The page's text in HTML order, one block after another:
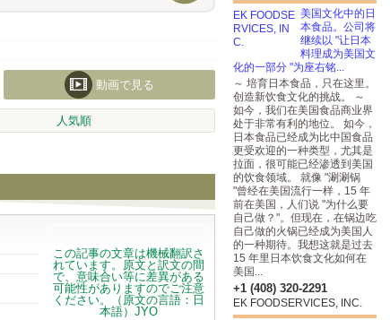
動画で見る
人気順
美国文化中的日
本食品。公司将
继续以 "让日本
料理成为美国文
化的一部分 "为座右铭...
～ 培育日本食品，只在这里。
创造新饮食文化的挑战。 ～
如今，我们在美国食品商业界
处于非常有利的地位。 如今，
日本食品已经成为比中国食品
更受欢迎的一种类型，尤其是
拉面，很可能已经渗透到美国
的饮食领域。 就像 "涮涮锅
"曾经在美国流行一样，15 年
前在美国，人们说 "为什么要
自己做？"。但现在，在锅边吃
自己做的火锅已经成为美国人
的一种期待。我想这就是过去
15 年里日本饮食文化如何在
美国...
+1 (408) 320-2291
EK FOODSERVICES, INC.